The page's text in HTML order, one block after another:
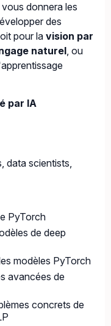
vous donnera les
des
pour la vision par
naturel, ou
par IA
data scientists,
PyTorch
de deep
modèles PyTorch
avancées de
concrets de